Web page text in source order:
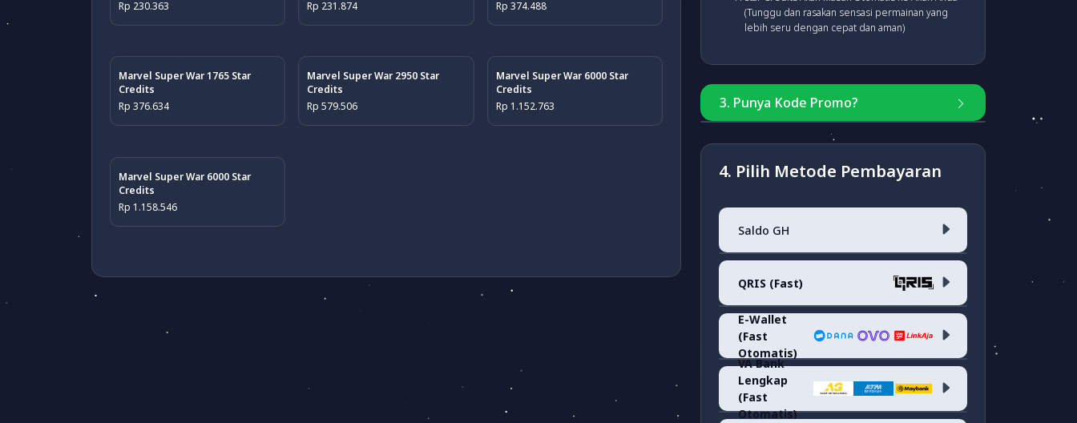
Rp 230.363
Rp 231.874
Rp 374.488
Marvel Super War 1765 Star
Credits
Rp 376.634
Marvel Super War 2950 Star
Credits
Rp 579.506
Marvel Super War 6000 Star
Credits
Rp 1.152.763
Marvel Super War 6000 Star
Credits
Rp 1.158.546
(Tunggu dan rasakan sensasi permainan yang
lebih seru dengan cepat dan aman)
3. Punya Kode Promo?
Masukkan kode
4. Pilih Metode Pembayaran
Saldo GH
Saldo Akun
QRIS (Fast)
QRIS <i>(fee 0.7%)</i>
E-Wallet
(Fast
Otomatis)
Dana (fee 1.7%)
VA Bank
Lengkap
(Fast
Otomatis)